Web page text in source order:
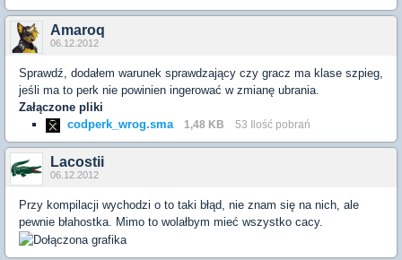
Amaroq
06.12.2012
Sprawdź, dodałem warunek sprawdzający czy gracz ma klase szpieg,
jeśli ma to perk nie powinien ingerować w zmianę ubrania.
Załączone pliki
codperk_wrog.sma
1,48 KB 53 Ilość pobrań
Lacostii
06.12.2012
Przy kompilacji wychodzi o to taki błąd, nie znam się na nich, ale
pewnie błahostka. Mimo to wolałbym mieć wszystko cacy.